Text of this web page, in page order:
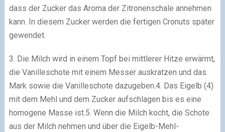
dass der Zucker das Aroma der Zitronenschale annehmen
kann. In diesem Zucker werden die fertigen Cronuts später
gewendet.
3. Die Milch wird in einem Topf bei mittlerer Hitze erwärmt,
die Vanilleschote mit einem Messer auskratzen und das
Mark sowie die Vanilleschote dazugeben. 4. Das Eigelb (4)
mit dem Mehl und dem Zucker aufschlagen bis es eine
homogene Masse ist. 5. Wenn die Milch kocht, die Schote
aus der Milch nehmen und über die Eigelb-Mehl-